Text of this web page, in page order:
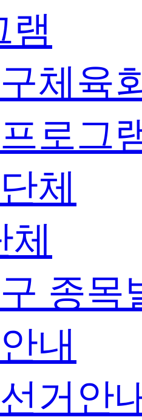
램
체육
로그
체
체
종목
내
거안